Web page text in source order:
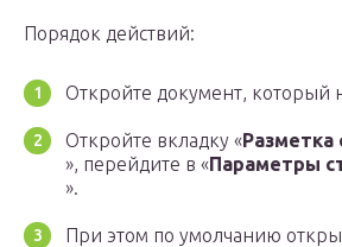
Порядок действий:
Откройте документ, который
Откройте вкладку «Разметка
», перейдите в «Параметры
».
При этом по умолчанию